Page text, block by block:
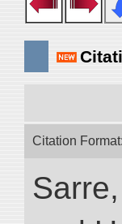
Citation Format: